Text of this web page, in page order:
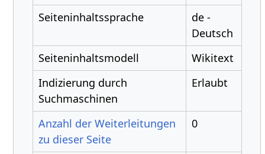
Seiteninhaltssprache
de -
Deutsch
Seiteninhaltsmodell
Wikitext
Indizierung durch
Suchmaschinen
Erlaubt
Anzahl der Weiterleitungen
zu dieser Seite
0